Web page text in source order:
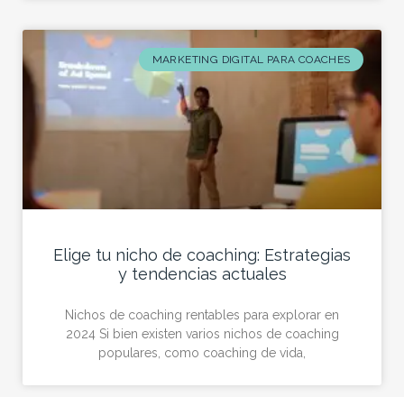
MARKETING DIGITAL PARA COACHES
Elige tu nicho de coaching: Estrategias
y tendencias actuales
Nichos de coaching rentables para explorar en
2024 Si bien existen varios nichos de coaching
populares, como coaching de vida,